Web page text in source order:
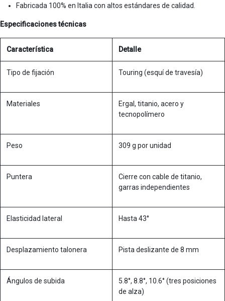
Fabricada 100% en Italia con altos estándares de calidad.
Especificaciones técnicas
Característica Detalle
Tipo de fijación Touring (esquí de travesía)
Materiales
Ergal, titanio, acero y
tecnopolímero
Peso 309 g por unidad
Puntera
Cierre con cable de titanio,
garras independientes
Elasticidad lateral Hasta 43°
Desplazamiento talonera Pista deslizante de 8 mm
Ángulos de subida
5.8°, 8.8°, 10.6° (tres posiciones
de alza)